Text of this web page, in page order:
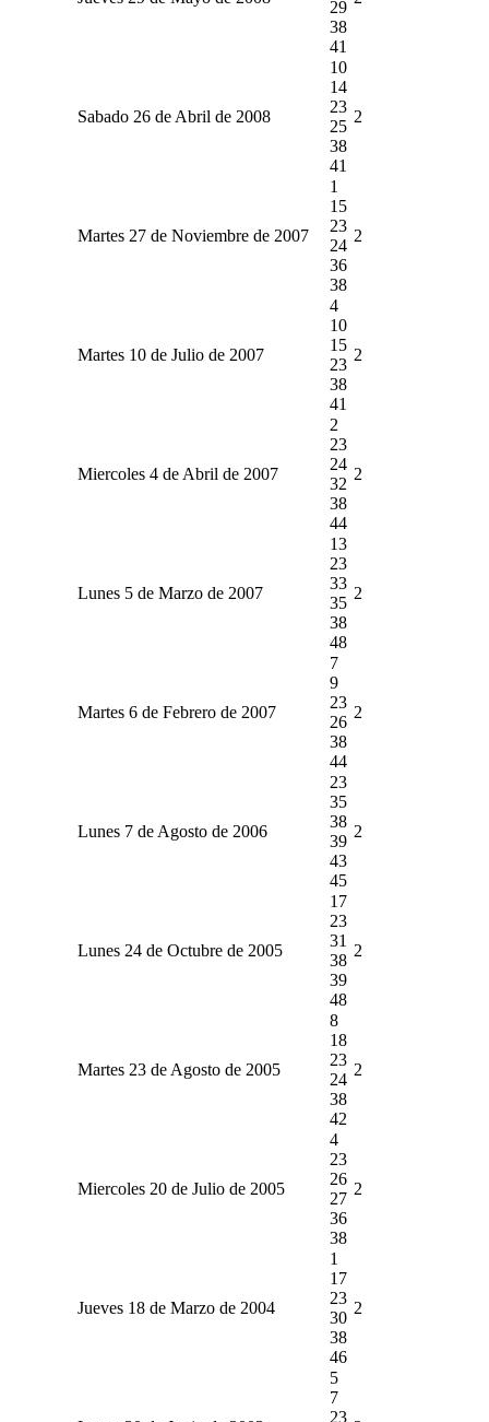
29
38
41
Sabado 26 de Abril de 2008
10
14
23
25
38
41
2
Martes 27 de Noviembre de 2007
1
15
23
24
36
38
2
Martes 10 de Julio de 2007
4
10
15
23
38
41
2
Miercoles 4 de Abril de 2007
2
23
24
32
38
44
2
Lunes 5 de Marzo de 2007
13
23
33
35
38
48
2
Martes 6 de Febrero de 2007
7
9
23
26
38
44
2
Lunes 7 de Agosto de 2006
23
35
38
39
43
45
2
Lunes 24 de Octubre de 2005
17
23
31
38
39
48
2
Martes 23 de Agosto de 2005
8
18
23
24
38
42
2
Miercoles 20 de Julio de 2005
4
23
26
27
36
38
2
Jueves 18 de Marzo de 2004
1
17
23
30
38
46
2
5
7
23